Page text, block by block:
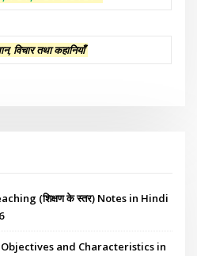
विचार तथा कहानियाँ
(शिक्षण के स्तर) Notes in Hindi
and Characteristics in